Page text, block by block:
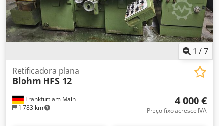
1 /7
Frankfurt am Main
1 783 km
Retificadora plana
Blohm HFS 12
4 000 €
Preço fixo acresce IVA